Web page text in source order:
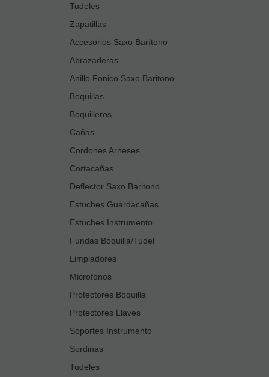
Tudeles
Zapatillas
Accesorios Saxo Barítono
Abrazaderas
Anillo Fonico Saxo Baritono
Boquillas
Boquilleros
Cañas
Cordones Arneses
Cortacañas
Deflector Saxo Baritono
Estuches Guardacañas
Estuches Instrumento
Fundas Boquilla/Tudel
Limpiadores
Microfonos
Protectores Boquilla
Protectores Llaves
Soportes Instrumento
Sordinas
Tudeles